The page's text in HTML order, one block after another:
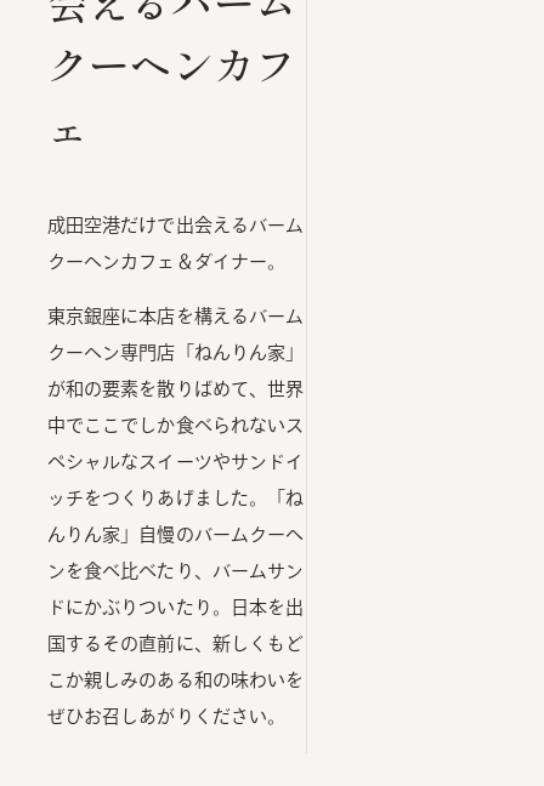
クーヘンカフ
ェ
成田空港だけで出会えるバーム
クーヘンカフェ＆ダイナー。
東京銀座に本店を構えるバーム
クーヘン専門店「ねんりん家」
が和の要素を散りばめて、世界
中でここでしか食べられないス
ペシャルなスイーツやサンドイ
ッチをつくりあげました。「ね
んりん家」自慢のバームクーヘ
ンを食べ比べたり、バームサン
ドにかぶりついたり。日本を出
国するその直前に、新しくもど
こか親しみのある和の味わいを
ぜひお召しあがりください。